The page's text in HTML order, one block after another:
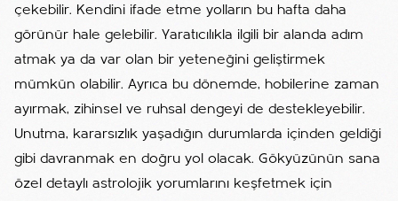
çekebilir. Kendini ifade etme yolların bu hafta daha
görünür hale gelebilir. Yaratıcılıkla ilgili bir alanda adım
atmak ya da var olan bir yeteneğini geliştirmek
mümkün olabilir. Ayrıca bu dönemde, hobilerine zaman
ayırmak, zihinsel ve ruhsal dengeyi de destekleyebilir.
Unutma, kararsızlık yaşadığın durumlarda içinden geldiği
gibi davranmak en doğru yol olacak. Gökyüzünün sana
özel detaylı astrolojik yorumlarını keşfetmek için